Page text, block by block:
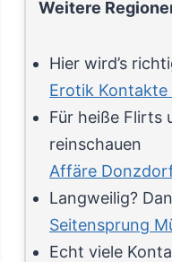
Weitere
Hier wird’s
Erotik Kontakte
Für heiße Flirts
reinschauen
Affäre
Langweilig?
Seitensprung
Echt viele